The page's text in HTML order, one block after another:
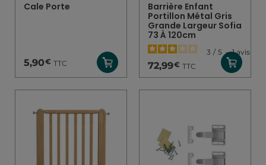
Cale Porte
5,90€ TTC
Barrière Enfant
Portillon Métal Gris
Grande Largeur Sofia
73 À 120cm
3 / 5 - 1avis
72,99€ TTC